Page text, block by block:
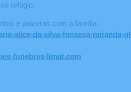
refúgio.
e palavras com a família :
alice-da-silva-fonseca-miranda-
funebres-limat.com